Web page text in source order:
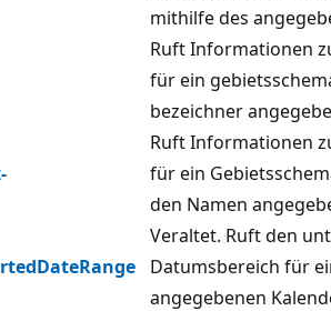
mithilfe des
Ruft Informationen
für ein
bezeichner
Ruft Informationen
für ein
den Namen
Veraltet. Ruft den
Datumsbereich für
angegebenen